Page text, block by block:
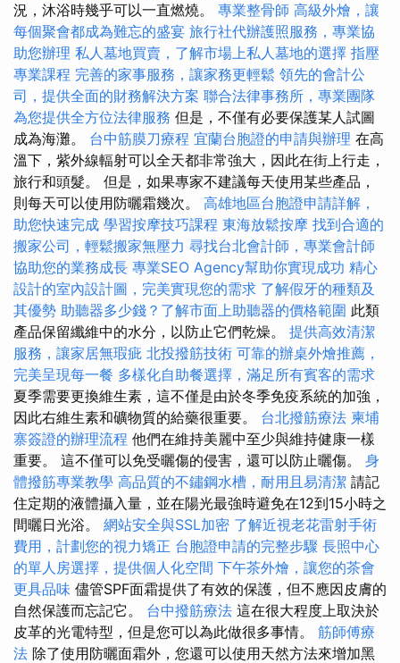
況，沐浴時幾乎可以一直燃燒。 專業整骨師 高級外燴，讓
每個聚會都成為難忘的盛宴 旅行社代辦護照服務，專業協
助您辦理 私人墓地買賣，了解市場上私人墓地的選擇 指壓
專業課程 完善的家事服務，讓家務更輕鬆 領先的會計公
司，提供全面的財務解決方案 聯合法律事務所，專業團隊
為您提供全方位法律服務 但是，不僅有必要保護某人試圖
成為海灘。 台中筋膜刀療程 宜蘭台胞證的申請與辦理 在高
溫下，紫外線輻射可以全天都非常強大，因此在街上行走，
旅行和頭髮。 但是，如果專家不建議每天使用某些產品，
則每天可以使用防曬霜幾次。 高雄地區台胞證申請詳解，
助您快速完成 學習按摩技巧課程 東海放鬆按摩 找到合適的
搬家公司，輕鬆搬家無壓力 尋找台北會計師，專業會計師
協助您的業務成長 專業SEO Agency幫助你實現成功 精心
設計的室內設計圖，完美實現您的需求 了解假牙的種類及
其優勢 助聽器多少錢？了解市面上助聽器的價格範圍 此類
產品保留纖維中的水分，以防止它們乾燥。 提供高效清潔
服務，讓家居無瑕疵 北投撥筋技術 可靠的辦桌外燴推薦，
完美呈現每一餐 多樣化自助餐選擇，滿足所有賓客的需求
夏季需要更換維生素，這不僅是由於冬季免疫系統的加強，
因此右維生素和礦物質的給藥很重要。 台北撥筋療法 柬埔
寨簽證的辦理流程 他們在維持美麗中至少與維持健康一樣
重要。 這不僅可以免受曬傷的侵害，還可以防止曬傷。 身
體撥筋專業教學 高品質的不鏽鋼水槽，耐用且易清潔 請記
住定期的液體攝入量，並在陽光最強時避免在12到15小時之
間曬日光浴。 網站安全與SSL加密 了解近視老花雷射手術
費用，計劃您的視力矯正 台胞證申請的完整步驟 長照中心
的單人房選擇，提供個人化空間 下午茶外燴，讓您的茶會
更具品味 儘管SPF面霜提供了有效的保護，但不應因皮膚的
自然保護而忘記它。 台中撥筋療法 這在很大程度上取決於
皮革的光電特型，但是您可以為此做很多事情。 筋師傅療
法 除了使用防曬面霜外，您還可以使用天然方法來增加黑